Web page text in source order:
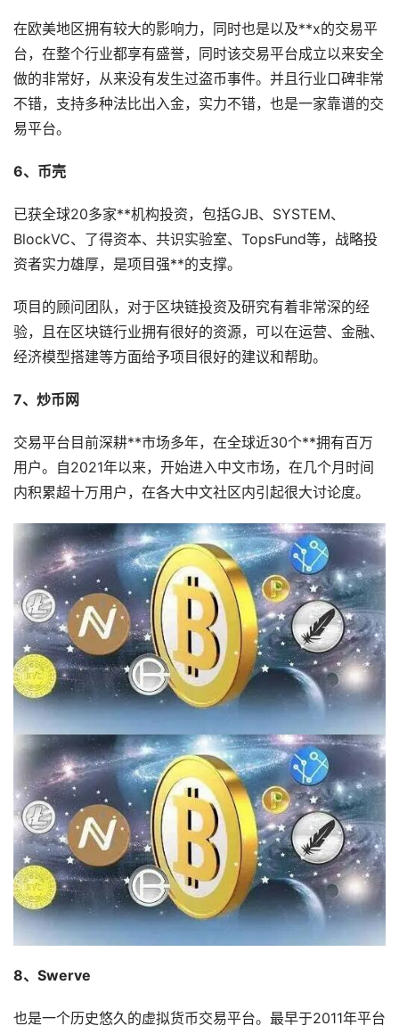
在欧美地区拥有较大的影响力，同时也是以及**x的交易平
台，在整个行业都享有盛誉，同时该交易平台成立以来安全
做的非常好，从来没有发生过盗币事件。并且行业口碑非常
不错，支持多种法比出入金，实力不错，也是一家靠谱的交
易平台。
6、币壳
已获全球20多家**机构投资，包括GJB、SYSTEM、
BlockVC、了得资本、共识实验室、TopsFund等，战略投
资者实力雄厚，是项目强**的支撑。
项目的顾问团队，对于区块链投资及研究有着非常深的经
验，且在区块链行业拥有很好的资源，可以在运营、金融、
经济模型搭建等方面给予项目很好的建议和帮助。
7、炒币网
交易平台目前深耕**市场多年，在全球近30个**拥有百万
用户。自2021年以来，开始进入中文市场，在几个月时间
内积累超十万用户，在各大中文社区内引起很大讨论度。
8、Swerve
也是一个历史悠久的虚拟货币交易平台。最早于2011年平台